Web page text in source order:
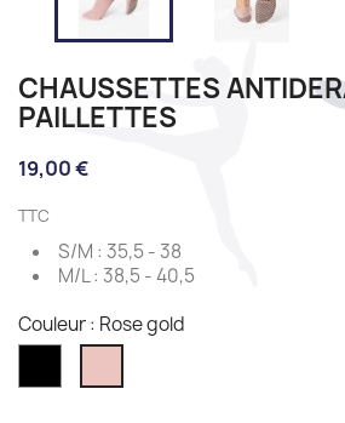
CHAUSSETTES
PAILLETTES
19,00 €
TTC
S/M : 35,5 - 38
M/L : 38,5 - 40,5
Couleur : Rose gold
gold